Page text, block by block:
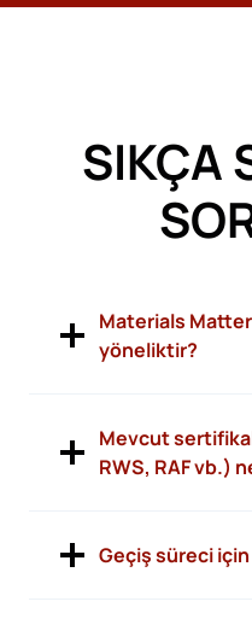
SIKÇA
Materials
yöneliktir?
Mevcut
RWS, RAF vb.)
Geçiş süreci için